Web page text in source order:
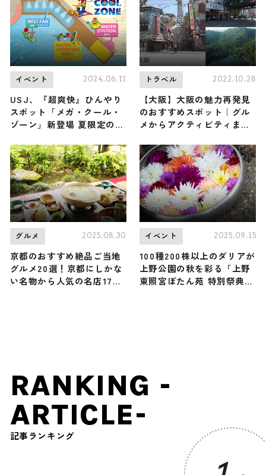
イベント 2024.06.11
USJ、『超爽快』ひんやり
スポット「メガ・クール・
ゾーン」新登場 夏限定のフ
トラベル 2022.10.28
【大阪】大阪の魅力再発見
のおすすめスポット｜グル
メからアクティビティまで
グルメ 2025.08.30
京都のおすすめ絶品ご当地
グルメ20選！京都にしかな
い名物から人気の名店17選
イベント 2025.09.15
100種200株以上のダリアが
上野公園の秋を彩る「上野
東照宮ぼたん苑 特別祭典
RANKING -
ARTICLE-
記事ランキング